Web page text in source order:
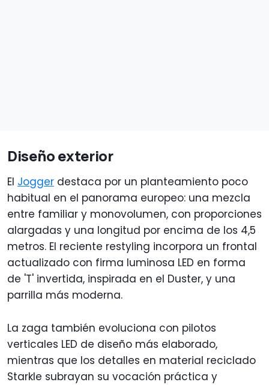
Diseño exterior
El Jogger destaca por un planteamiento poco
habitual en el panorama europeo: una mezcla
entre familiar y monovolumen, con proporciones
alargadas y una longitud por encima de los 4,5
metros. El reciente restyling incorpora un frontal
actualizado con firma luminosa LED en forma
de 'T' invertida, inspirada en el Duster, y una
parrilla más moderna.
La zaga también evoluciona con pilotos
verticales LED de diseño más elaborado,
mientras que los detalles en material reciclado
Starkle subrayan su vocación práctica y